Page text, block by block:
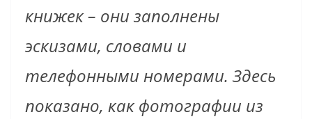
книжек – они заполнены
эскизами, словами и
телефонными номерами. Здесь
показано, как фотографии из